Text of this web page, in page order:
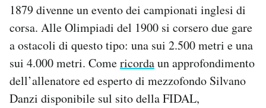
1879 divenne un evento dei campionati inglesi di
corsa. Alle Olimpiadi del 1900 si corsero due gare
a ostacoli di questo tipo: una sui 2.500 metri e una
sui 4.000 metri. Comericordaun approfondimento
dell’allenatore ed esperto di mezzofondo Silvano
Danzi disponibile sul sito della FIDAL,